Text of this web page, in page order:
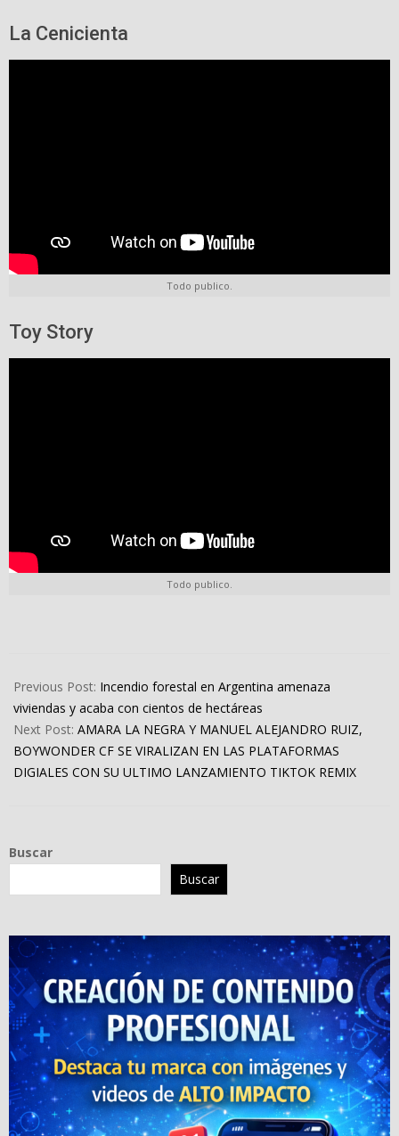
La Cenicienta
Todo publico.
Toy Story
Todo publico.
10-
11
Previous Post: Incendio forestal en Argentina amenaza
viviendas y acaba con cientos de hectáreas
Next Post: AMARA LA NEGRA Y MANUEL ALEJANDRO RUIZ,
BOYWONDER CF SE VIRALIZAN EN LAS PLATAFORMAS
DIGIALES CON SU ULTIMO LANZAMIENTO TIKTOK REMIX
Buscar
Buscar